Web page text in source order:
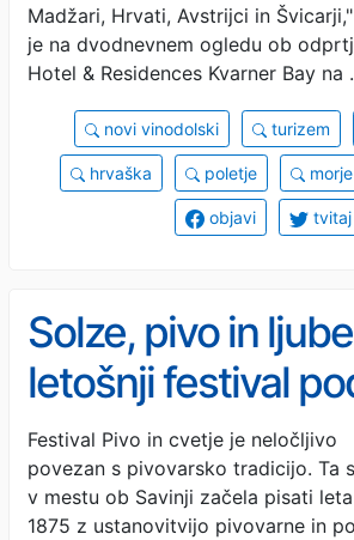
Madžari, Hrvati, Avstrijci in
je na dvodnevnem ogledu ob
Hotel & Residences Kvarner Bay na
novi vinodolski turizem
hrvaška poletje morje
objavi tvitaj
Solze, pivo in
letošnji festival
zgodovinski mejnik
Festival Pivo in cvetje je neločljivo
povezan s pivovarsko tradicijo. Ta
v mestu ob Savinji začela pisati leta
1875 z ustanovitvijo pivovarne in